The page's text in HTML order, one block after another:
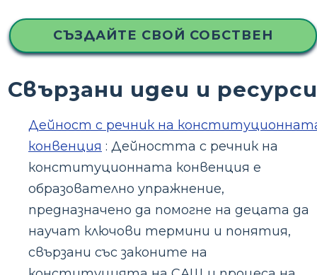
СЪЗДАЙТЕ СВОЙ СОБСТВЕН
Свързани идеи и ресурси
Дейност с речник на
конвенция : Дейността с речник на
конституционната конвенция е
образователно упражнение,
предназначено да помогне на децата да
научат ключови термини и понятия,
свързани със законите на